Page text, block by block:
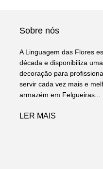
Sobre nós
A Linguagem das Flores
década e disponibiliza
decoração para
servir cada vez mais e
armazém em Felgueiras...
LER MAIS